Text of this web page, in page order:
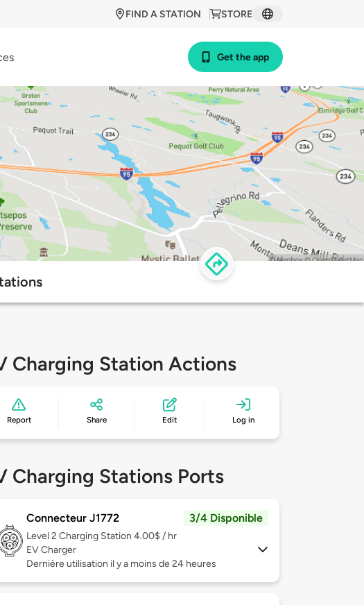
STORE
FIND A STATION
Get the app
Charging Station Actions
Report Share Edit Log in
Charging Stations Ports
Connecteur J1772 3/4 Disponible
Level 2 Charging Station 4.00$ / hr
EV Charger
Dernière utilisation il y a moins de 24 heures